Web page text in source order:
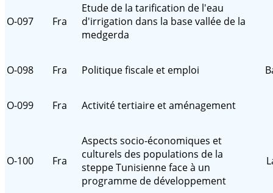
O-097 Fra
Etude de la tarification de l'eau
d'irrigation dans la base vallée de la
medgerda
O-098 Fra Politique fiscale et emploi
O-099 Fra Activité tertiaire et aménagement
O-100 Fra
Aspects socio-économiques et
culturels des populations de la
steppe Tunisienne face à un
programme de développement